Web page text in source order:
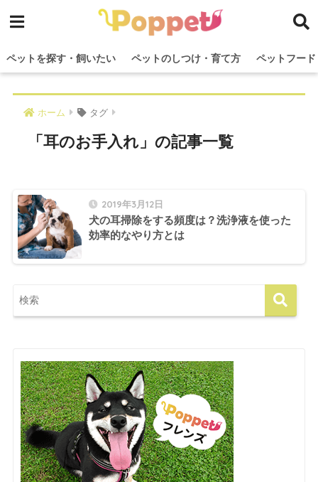
ペットを探す・飼いたい ペットのしつけ・育て方 ペットフー
ホーム タグ
「耳のお手入れ」の記事一覧
2019年3月12日
犬の耳掃除をする頻度は？洗浄液を使った
効率的なやり方とは